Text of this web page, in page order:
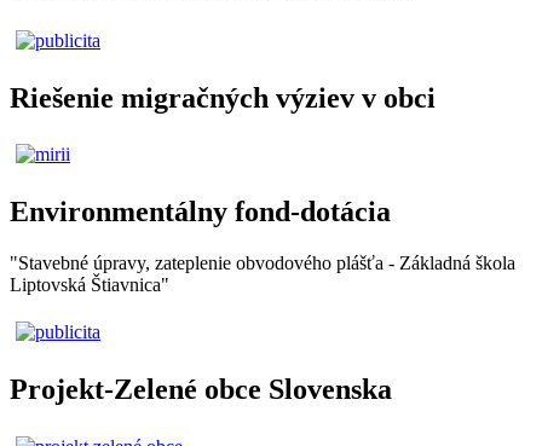
Riešenie migračných výziev v obci
Environmentálny fond-dotácia
"Stavebné úpravy, zateplenie obvodového plášťa - Základná škola
Liptovská Štiavnica"
Projekt-Zelené obce Slovenska